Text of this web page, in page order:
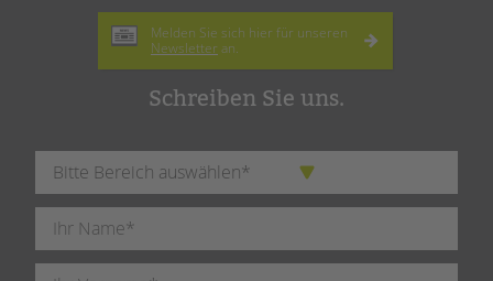
Melden Sie sich hier für unseren
Newsletter an.
Schreiben Sie uns.